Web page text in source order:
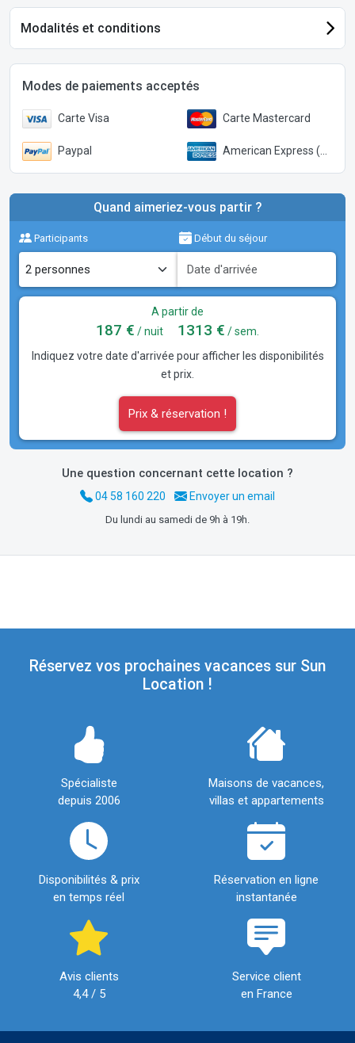
Modalités et conditions
Modes de paiements acceptés
Carte Visa Carte Mastercard
Paypal American Express (Paypal)
Quand aimeriez-vous partir ?
Participants Début du séjour
A partir de
187 € / nuit 1313 € / sem.
Indiquez votre date d'arrivée pour afficher les disponibilités
et prix.
Prix & réservation !
Une question concernant cette location ?
04 58 160 220 Envoyer un email
Du lundi au samedi de 9h à 19h.
Réservez vos prochaines vacances sur Sun
Location !
Spécialiste
depuis 2006
Maisons de vacances,
villas et appartements
Disponibilités & prix
en temps réel
Réservation en ligne
instantanée
Avis clients
4,4 / 5
Service client
en France